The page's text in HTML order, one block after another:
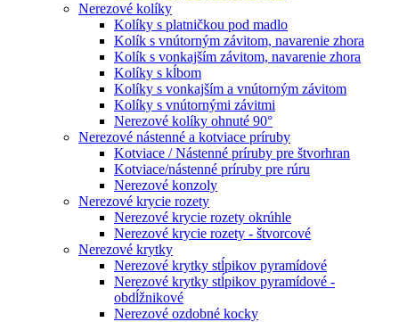
Nerezové kolíky
Kolíky s platničkou pod madlo
Kolík s vnútorným závitom, navarenie zhora
Kolík s vonkajším závitom, navarenie zhora
Kolíky s kĺbom
Kolíky s vonkajším a vnútorným závitom
Kolíky s vnútornými závitmi
Nerezové kolíky ohnuté 90°
Nerezové nástenné a kotviace príruby
Kotviace / Nástenné príruby pre štvorhran
Kotviace/nástenné príruby pre rúru
Nerezové konzoly
Nerezové krycie rozety
Nerezové krycie rozety okrúhle
Nerezové krycie rozety - štvorcové
Nerezové krytky
Nerezové krytky stĺpikov pyramídové
Nerezové krytky stĺpikov pyramídové -
obdĺžnikové
Nerezové ozdobné kocky